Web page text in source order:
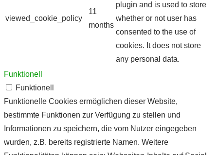
viewed_cookie_policy
11
months
plugin and is used to store
whether or not user has
consented to the use of
cookies. It does not store
any personal data.
Funktionell
Funktionell
Funktionelle Cookies ermöglichen dieser Website,
bestimmte Funktionen zur Verfügung zu stellen und
Informationen zu speichern, die vom Nutzer eingegeben
wurden, z.B. bereits registrierte Namen. Weitere